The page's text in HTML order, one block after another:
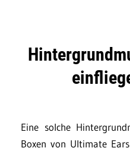
Eine solche
Boxen von Ultimate